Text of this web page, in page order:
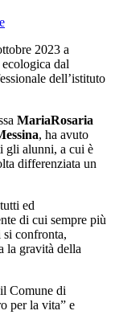
2023 a
dal
dell’istituto
MariaRosaria
, ha avuto
gli alunni, a cui è
differenziata un
ed
di cui sempre più
si confronta,
la gravità della
Comune di
per la vita” e